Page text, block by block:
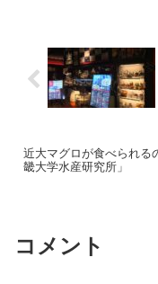
リピザです。 そのほかに
ットやグリル料理は腕利
ェ...
近大マグロが食べられる
畿大学水産研究所」
コメント